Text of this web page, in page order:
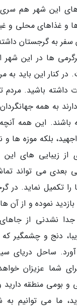
های این شهر هم
و غذاهای محلی و
سفر به گرجستان
ها در این شهر
کنار این باید به
داشته باشید. مردم
به همه
باشند. این همه
بلکه موزه ها
از زیبایی های
بعدی می تواند
را تکمیل نماید. در
نموده و از آن
نشدنی از
دنج و چشمگیر که
ساحل دریای
شما عزیزان خواهد
و بومی منطقه دارید
ما می توانیم به